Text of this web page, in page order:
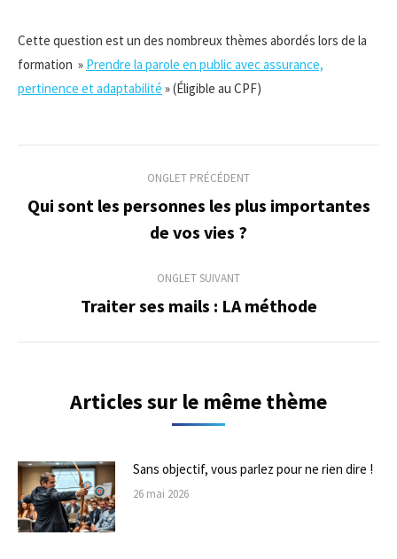
Cette question est un des nombreux thèmes abordés lors de la
formation » Prendre la parole en public avec assurance,
pertinence et adaptabilité » (Éligible au CPF)
de
commentaire
ONGLET PRÉCÉDENT
Onglet
précédent
Qui sont les personnes les plus importantes
de vos vies ?
ONGLET SUIVANT
Onglet
Traiter ses mails : LA méthode
Articles sur le même thème
Sans objectif, vous parlez pour ne rien dire !
26 mai 2026